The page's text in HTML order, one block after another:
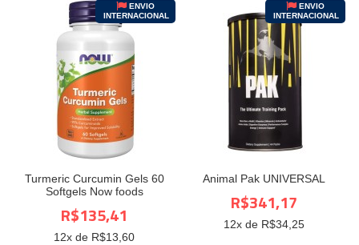
Turmeric Curcumin Gels 60
Softgels Now foods
ENVIO
INTERNACIONAL
R$135,41
12x de R$13,60
Animal Pak UNIVERSAL
ENVIO
INTERNACIONAL
R$341,17
12x de R$34,25